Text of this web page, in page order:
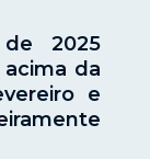
2025
da
e